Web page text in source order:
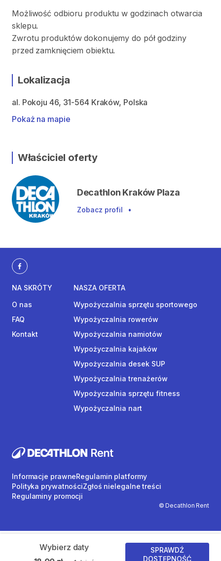
Możliwość odbioru produktu w godzinach otwarcia
sklepu.
Zwrotu produktów dokonujemy do pół godziny
przed zamknięciem obiektu.
Lokalizacja
al. Pokoju 46, 31-564 Kraków, Polska
Pokaż na mapie
Właściciel oferty
Decathlon Kraków Plaza
Zobacz profil •
Wybierz daty
SPRAWDŹ
DOSTĘPNOŚĆ
NA SKRÓTY
O nas
FAQ
Kontakt
NASZA OFERTA
Wypożyczalnia sprzętu sportowego
Wypożyczalnia rowerów
Wypożyczalnia namiotów
Wypożyczalnia kajaków
Wypożyczalnia desek SUP
Wypożyczalnia trenażerów
Wypożyczalnia sprzętu fitness
Wypożyczalnia nart
© Decathlon Rent
Informacje prawneRegulamin platformy
Polityka prywatnościZgłoś nielegalne treści
Regulaminy promocji